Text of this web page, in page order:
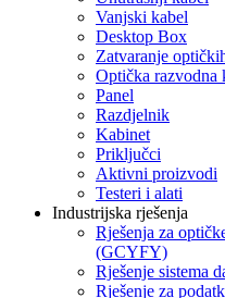
Vanjski kabel
Desktop Box
Zatvaranje
Optička razvodna
Panel
Razdjelnik
Kabinet
Priključci
Aktivni proizvodi
Testeri i alati
Industrijska rješenja
Rješenja za
(GCYFY)
Rješenje sistema
Rješenje za